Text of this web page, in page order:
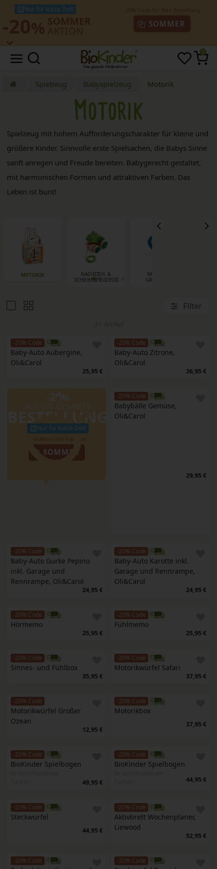
Nur für kurze Zeit!
SOMMER
0
Spielzeug Babyspielzeug Motorik
Motorik
Spielzeug mit hohem Aufforderungscharakter für kleine und
größere Kinder. Sinnvolle erste Spielsachen, die Babys Sinne
sanft anregen und Freude bereiten. Babygerecht gestaltet,
mit harmonischen Formen und attraktiven Farben. Das
Leben ist bunt!
MOTORIK
NACHZIEH- &
SCHIEBESPIELZEUG
RASSELN &
GREIFLINGE
Filter
-20% Code
Baby-Auto Aubergine,
Oli&Carol
25,95 €
-20% Code
Baby-Auto Zitrone,
Oli&Carol
26,95 €
BESTELLUNG
Nur für kurze Zeit!
SOMMER
-20% Code
Babybälle Gemüse,
Oli&Carol
29,95 €
-20% Code
Baby-Auto Gurke Pepino
inkl. Garage und
Rennrampe, Oli&Carol
24,95 €
-20% Code
Baby-Auto Karotte inkl.
Garage und Rennrampe,
Oli&Carol
24,95 €
-20% Code
Hörmemo
25,95 €
-20% Code
Fühlmemo
25,95 €
-20% Code
Sinnes- und Fühlbox
35,95 €
-20% Code
Motorikwürfel Safari
37,95 €
-20% Code
Motorikwürfel Großer
Ozean
12,95 €
-20% Code
Motorikbox
37,95 €
-20% Code
BioKinder Spielbogen
49,95 €
-20% Code
BioKinder Spielbogen
44,95 €
-20% Code
Steckwürfel
44,95 €
-20% Code
Aktivbrett Wochenplaner,
Liewood
52,95 €
-20% Code -20% Code